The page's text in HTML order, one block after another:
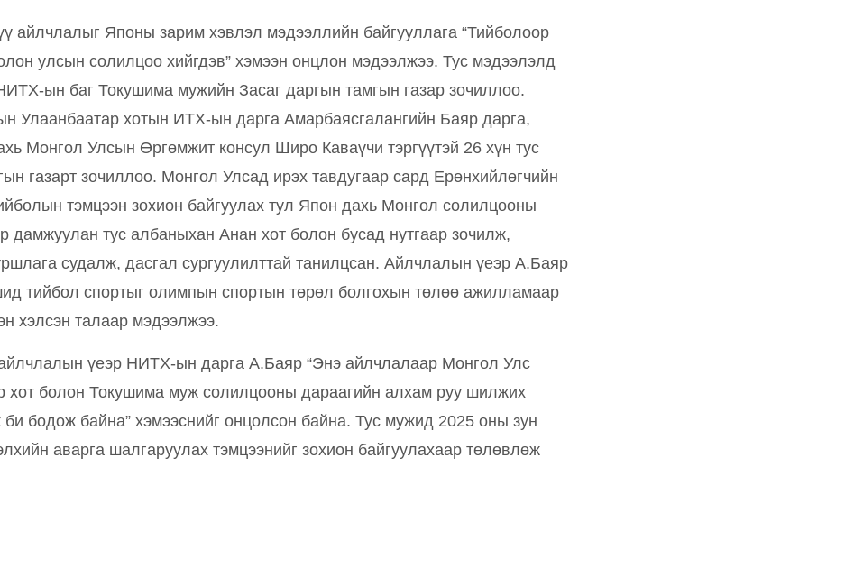
айлчлалыг Японы зарим хэвлэл мэдээллийн байгууллага “Тийболоор
улсын солилцоо хийгдэв” хэмээн онцлон мэдээлжээ. Тус мэдээлэлд
ын баг Токушима мужийн Засаг даргын тамгын газар зочиллоо.
Улаанбаатар хотын ИТХ-ын дарга Амарбаясгалангийн Баяр дарга,
Монгол Улсын Өргөмжит консул Широ Каваүчи тэргүүтэй 26 хүн тус
газарт зочиллоо. Монгол Улсад ирэх тавдугаар сард Ерөнхийлөгчийн
тэмцээн зохион байгуулах тул Япон дахь Монгол солилцооны
дамжуулан тус албаныхан Анан хот болон бусад нутгаар зочилж,
судалж, дасгал сургуулилттай танилцсан. Айлчлалын үеэр А.Баяр
тийбол спортыг олимпын спортын төрөл болгохын төлөө ажилламаар
хэлсэн талаар мэдээлжээ.
үеэр НИТХ-ын дарга А.Баяр “Энэ айлчлалаар Монгол Улс
хот болон Токушима муж солилцооны дараагийн алхам руу шилжих
би бодож байна” хэмээснийг онцолсон байна. Тус мужид 2025 оны зун
аварга шалгаруулах тэмцээнийг зохион байгуулахаар төлөвлөж